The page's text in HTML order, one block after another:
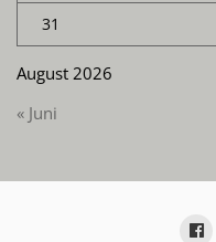
August 2026
31
« Juni